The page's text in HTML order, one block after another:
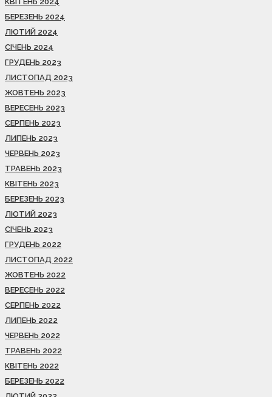
БЕРЕЗЕНЬ 2024
ЛЮТИЙ 2024
СІЧЕНЬ 2024
ГРУДЕНЬ 2023
ЛИСТОПАД 2023
ЖОВТЕНЬ 2023
ВЕРЕСЕНЬ 2023
СЕРПЕНЬ 2023
ЛИПЕНЬ 2023
ЧЕРВЕНЬ 2023
ТРАВЕНЬ 2023
КВІТЕНЬ 2023
БЕРЕЗЕНЬ 2023
ЛЮТИЙ 2023
СІЧЕНЬ 2023
ГРУДЕНЬ 2022
ЛИСТОПАД 2022
ЖОВТЕНЬ 2022
ВЕРЕСЕНЬ 2022
СЕРПЕНЬ 2022
ЛИПЕНЬ 2022
ЧЕРВЕНЬ 2022
ТРАВЕНЬ 2022
КВІТЕНЬ 2022
БЕРЕЗЕНЬ 2022